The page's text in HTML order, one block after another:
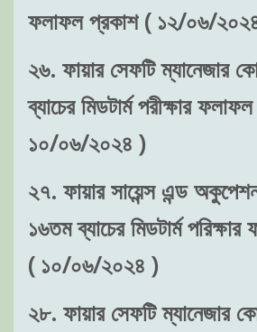
ফলাফল প্রকাশ ( ১২/০৬/
২৬. ফায়ার সেফটি ম্যানেজার
ব্যাচের মিডটার্ম পরীক্ষার
১০/০৬/২০২৪ )
২৭. ফায়ার সায়েন্স এন্ড
১৬তম ব্যাচের মিডটার্ম
( ১০/০৬/২০২৪ )
২৮. ফায়ার সেফটি ম্যানেজার